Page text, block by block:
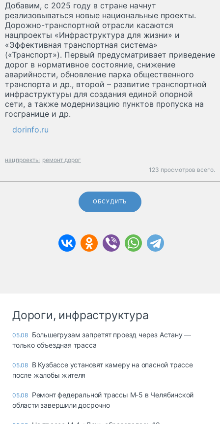
Добавим, с 2025 году в стране начнут
реализовываться новые национальные проекты.
Дорожно-транспортной отрасли касаются
нацпроекты «Инфраструктура для жизни» и
«Эффективная транспортная система»
(«Транспорт»). Первый предусматривает приведение
дорог в нормативное состояние, снижение
аварийности, обновление парка общественного
транспорта и др., второй – развитие транспортной
инфраструктуры для создания единой опорной
сети, а также модернизацию пунктов пропуска на
госгранице и др.
dorinfo.ru
нацпроекты ремонт дорог
123 просмотров всего.
ОБСУДИТЬ
Дороги, инфраструктура
05.08 Большегрузам запретят проезд через Астану —
только объездная трасса
05.08 В Кузбассе установят камеру на опасной трассе
после жалобы жителя
05.08 Ремонт федеральной трассы М-5 в Челябинской
области завершили досрочно